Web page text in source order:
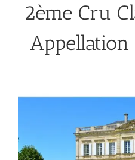
2ème Cru
Appellation